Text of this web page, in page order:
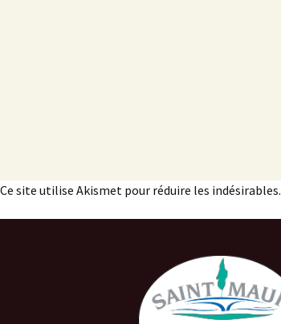
Ce site utilise Akismet pour réduire les indésirables.